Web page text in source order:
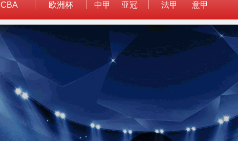
CBA
欧洲杯
中甲
亚冠
法甲
意甲